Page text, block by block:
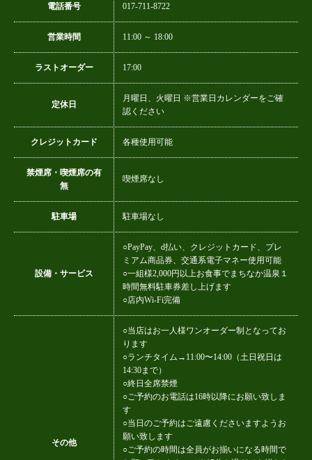
電話番号 017-711-8722
営業時間 11:00 ～ 18:00
ラストオーダー 17:00
定休日
月曜日、火曜日 ※営業日カレンダーをご確
認ください
クレジットカード 各種使用可能
禁煙席・喫煙席の有
無
喫煙席なし
駐車場 駐車場なし
設備・サービス
○PayPay、d払い、クレジットカード、プレ
ミアム商品券、交通系電子マネー使用可能
○一組様2,000円以上お食事でまちなか温泉１
時間無料駐車券差し上げます
○店内Wi-Fi完備
その他
○当店はお一人様ワンオーダー制となってお
ります
○ランチタイム→11:00〜14:00（土日祝日は
14:30まで）
○終日全席禁煙
○ご予約のお電話は16時以降にお願い致しま
す
○当日のご予約はご遠慮くださいますようお
願い致します
○ご予約の時間は全員がお揃いになる時間で